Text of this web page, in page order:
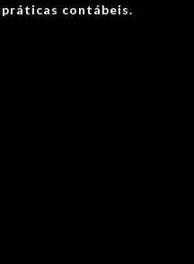
contábeis.